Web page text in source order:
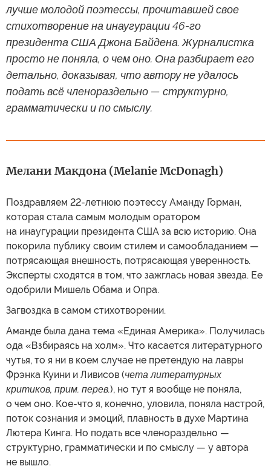
лучше молодой поэтессы, прочитавшей свое
стихотворение на инаугурации 46-го
президента США Джона Байдена. Журналистка
просто не поняла, о чем оно. Она разбирает его
детально, доказывая, что автору не удалось
подать всё членораздельно — структурно,
грамматически и по смыслу.
Мелани Макдона (Melanie McDonagh)
Поздравляем 22-летнюю поэтессу Аманду Горман,
которая стала самым молодым оратором
на инаугурации президента США за всю историю. Она
покорила публику своим стилем и самообладанием —
потрясающая внешность, потрясающая уверенность.
Эксперты сходятся в том, что зажглась новая звезда. Ее
одобрили Мишель Обама и Опра.
Загвоздка в самом стихотворении.
Аманде была дана тема «Единая Америка». Получилась
ода «Взбираясь на холм». Что касается литературного
чутья, то я ни в коем случае не претендую на лавры
Фрэнка Куини и Ливисов (чета литературных
критиков, прим. перев.), но тут я вообще не поняла,
о чем оно. Кое-что я, конечно, уловила, поняла настрой,
поток сознания и эмоций, плавность в духе Мартина
Лютера Кинга. Но подать все членораздельно —
структурно, грамматически и по смыслу — у автора
не вышло.